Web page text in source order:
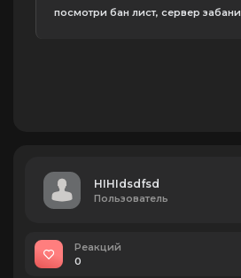
посмотри бан лист, сервер
HIHIdsdfsd
Пользователь
Реакций
0